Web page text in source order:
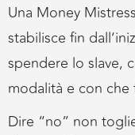
Una Money
stabilisce fin
spendere lo slave,
modalità e con
Dire “no” non